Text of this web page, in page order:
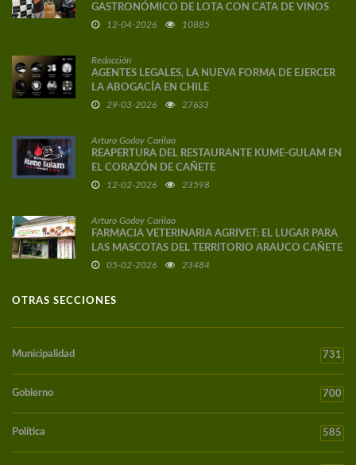
GASTRONÓMICO DE LOTA CON CATA DE VINOS
DE AUTOR
12-04-2026 10885
Redacción
AGENTES LEGALES, LA NUEVA FORMA DE EJERCER
LA ABOGACÍA EN CHILE
29-03-2026 27633
Arturo Godoy Carilao
REAPERTURA DEL RESTAURANTE KUME-GULAM EN
EL CORAZÓN DE CAÑETE
12-02-2026 23598
Arturo Godoy Carilao
FARMACIA VETERINARIA AGRIVET: EL LUGAR PARA
LAS MASCOTAS DEL TERRITORIO ARAUCO CAÑETE
05-02-2026 23484
OTRAS SECCIONES
Municipalidad 731
Gobierno 700
Política 585